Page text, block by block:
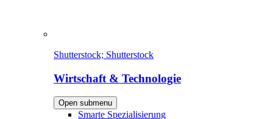
Shutterstock; Shutterstock
Wirtschaft & Technologie
Open submenu
Smarte Spezialisierung